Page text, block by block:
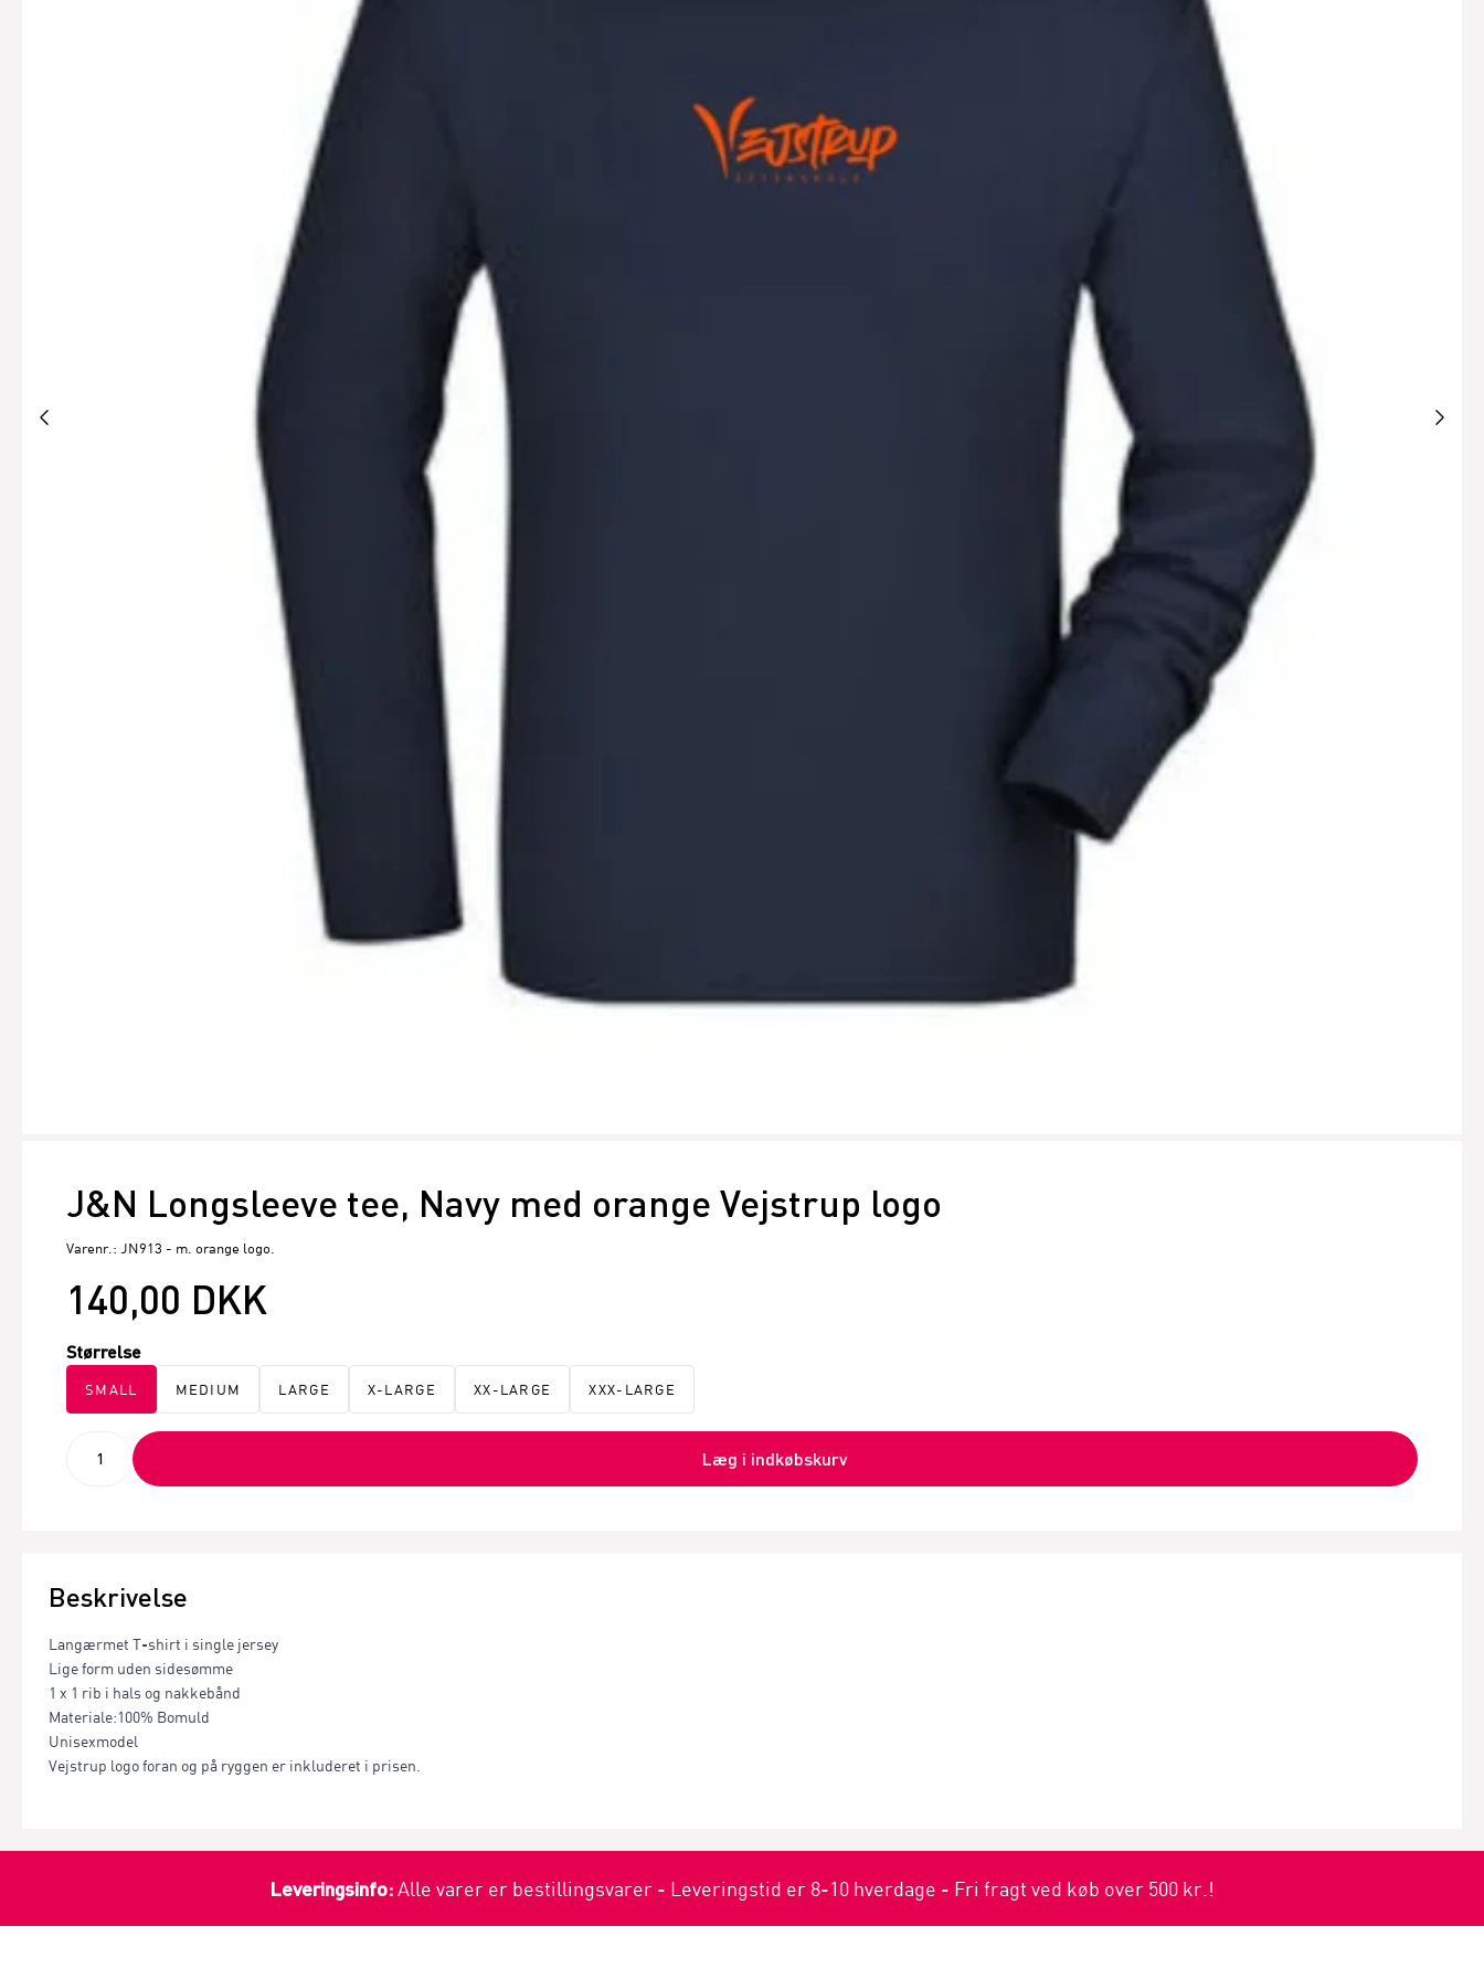
J&N Longsleeve tee, Navy med orange Vejstrup logo
Varenr.: JN913 - m. orange logo.
140,00 DKK
Størrelse
SMALL MEDIUM LARGE X-LARGE XX-LARGE XXX-LARGE
Læg i indkøbskurv
Beskrivelse
Langærmet T-shirt i single jersey
Lige form uden sidesømme
1 x 1 rib i hals og nakkebånd
Materiale:100% Bomuld
Unisexmodel
Vejstrup logo foran og på ryggen er inkluderet i prisen.
Leveringsinfo:Alle varer er bestillingsvarer - Leveringstid er 8-10 hverdage - Fri fragt ved køb over 500 kr.!